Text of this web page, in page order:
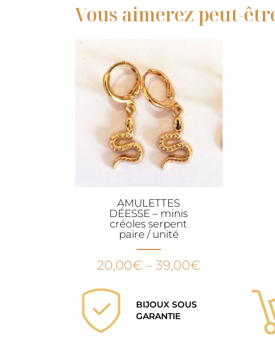
Vous aimerez peut-
AMULETTES
DÉESSE – minis
créoles serpent
paire / unité
20,00€ – 39,00€
BIJOUX SOUS
GARANTIE